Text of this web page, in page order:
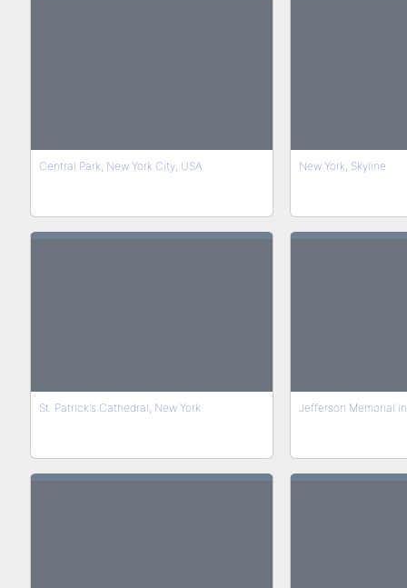
Central Park, New York City, USA New York, Skyline
St. Patrick's Cathedral, New York Jefferson Memorial